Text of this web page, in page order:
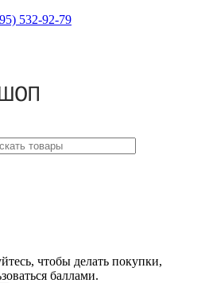
532-92-79
чтобы делать покупки,
баллами.